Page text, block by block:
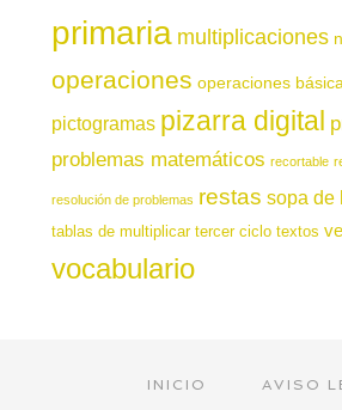
primaria multiplicaciones
operaciones operaciones
pictogramas pizarra digital
problemas matemáticos recortable
resolución de problemas restas sopa de
tablas de multiplicar tercer ciclo textos
vocabulario
INICIO
AVISO